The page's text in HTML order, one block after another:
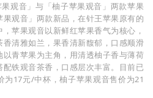
观音」与「柚子苹果观音」两款苹果
观音」两款新品，在针王苹果原有的
苹果观音以新鲜红苹果香气为核心，
清雅如兰，果香清新馥郁，口感顺滑
青苹果为主角，用清透柚子香与薄荷
铁观音茶香，口感层次丰富。目前已
为17元/中杯，柚子苹果观音售价为21